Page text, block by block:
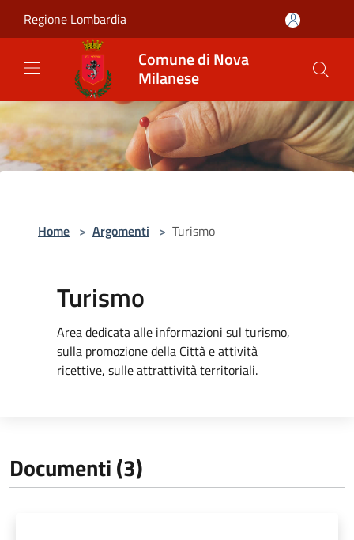
Regione Lombardia
Comune di Nova
Milanese
Home > Argomenti > Turismo
Turismo
Area dedicata alle informazioni sul turismo,
sulla promozione della Città e attività
ricettive, sulle attrattività territoriali.
Documenti (3)